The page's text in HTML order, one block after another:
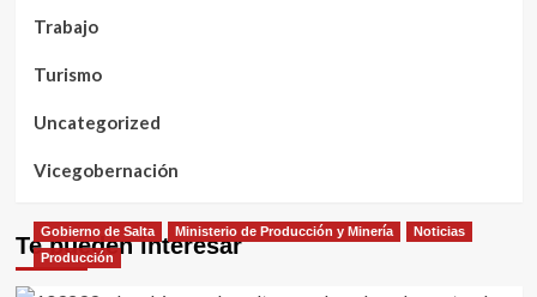
Trabajo
Turismo
Uncategorized
Vicegobernación
Te pueden interesar
Gobierno de Salta Ministerio de Producción y Minería
Noticias
Producción